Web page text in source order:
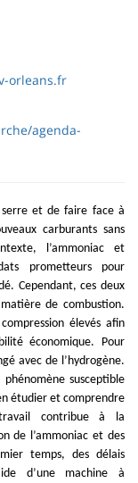
orleans.fr
agenda-
et de faire face à
carburants sans
l’ammoniac et
prometteurs pour
Cependant, ces deux
de combustion.
élevés afin
économique. Pour
avec de l’hydrogène.
susceptible
étudier et comprendre
travail contribue à la
de l’ammoniac et des
temps, des délais
d’une machine à